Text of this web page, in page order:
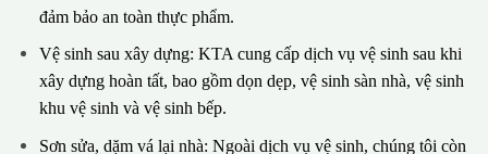
đảm bảo an toàn thực phẩm.
Vệ sinh sau xây dựng: KTA cung cấp dịch vụ vệ sinh sau khi
xây dựng hoàn tất, bao gồm dọn dẹp, vệ sinh sàn nhà, vệ sinh
khu vệ sinh và vệ sinh bếp.
Sơn sửa, dặm vá lại nhà: Ngoài dịch vụ vệ sinh, chúng tôi còn